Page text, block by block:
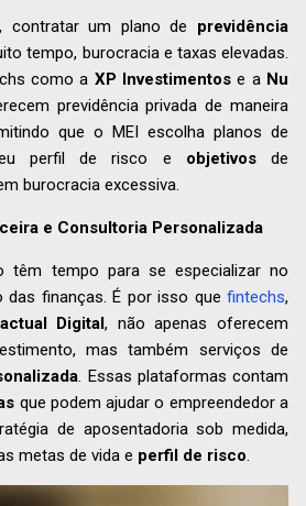
contratar um plano de previdência
tempo, burocracia e taxas elevadas.
como a XP Investimentos e a Nu
previdência privada de maneira
que o MEI escolha planos de
perfil de risco e objetivosde
burocracia excessiva.
e Consultoria Personalizada
têm tempo para se especializar no
das finanças. É por isso que fintechs,
Digital, não apenas oferecem
mas também serviços de
. Essas plataformas contam
que podem ajudar o empreendedor a
de aposentadoria sob medida,
metas de vida e perfil de risco.